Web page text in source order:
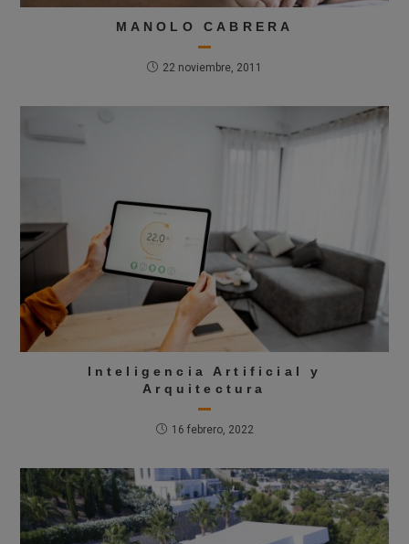
MANOLO CABRERA
22 noviembre, 2011
Inteligencia Artificial y
Arquitectura
16 febrero, 2022